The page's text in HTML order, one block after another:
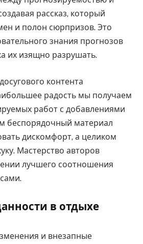
рассказ, который
и полон сюрпризов. Это
знания прогнозов
их изящно разрушать.
контента
радость мы получаем
работ с добавлениями
беспорядочный материал
дискомфорт, а целиком
Мастерство авторов
лучшего соотношения
в отдыхе
и внезапные